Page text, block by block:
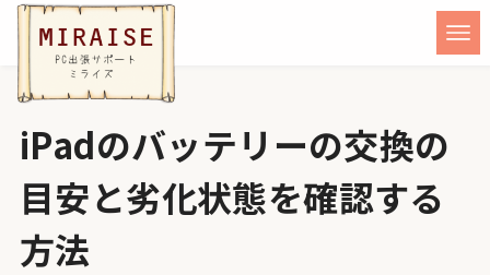
iPadのバッテリーの交換の
目安と劣化状態を確認する
方法